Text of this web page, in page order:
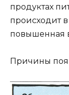
продуктах
происходит
повышенная
Причины